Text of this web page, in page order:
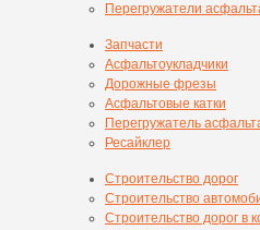
Перегружатели
Запчасти
Асфальтоукладчики
Дорожные фрезы
Асфальтовые катки
Перегружатель
Ресайклер
Строительство дорог
Строительство
Строительство дорог в